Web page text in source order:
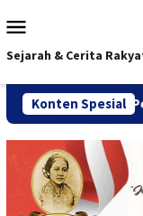
ke
kontenMobile
Sejarah & Cerita
Konten Spesial
2026 Pererat